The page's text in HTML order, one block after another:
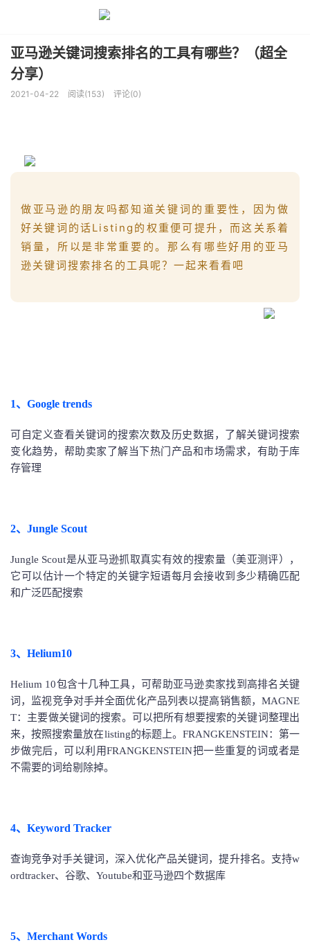
亚马逊关键词搜索排名的工具有哪些？（超全
分享）
2021-04-22 阅读(153) 评论(0)
做亚马逊的朋友吗都知道关键词的重要性，因为做
好关键词的话Listing的权重便可提升，而这关系着
销量，所以是非常重要的。那么有哪些好用的亚马
逊关键词搜索排名的工具呢？一起来看看吧
1、Google trends
可自定义查看关键词的搜索次数及历史数据，了解关键词搜索
变化趋势，帮助卖家了解当下热门产品和市场需求，有助于库
存管理
2、Jungle Scout
Jungle Scout是从亚马逊抓取真实有效的搜索量（美亚测评），
它可以估计一个特定的关键字短语每月会接收到多少精确匹配
和广泛匹配搜索
3、Helium10
Helium 10包含十几种工具，可帮助亚马逊卖家找到高排名关键
词，监视竞争对手并全面优化产品列表以提高销售额， MAGNE
T：主要做关键词的搜索。可以把所有想要搜索的关键词整理出
来，按照搜索量放在listing的标题上。FRANGKENSTEIN：第一
步做完后，可以利用FRANGKENSTEIN把一些重复的词或者是
不需要的词给剔除掉。
4、Keyword Tracker
查询竞争对手关键词，深入优化产品关键词，提升排名。支持w
ordtracker、谷歌、Youtube和亚马逊四个数据库
5、Merchant Words